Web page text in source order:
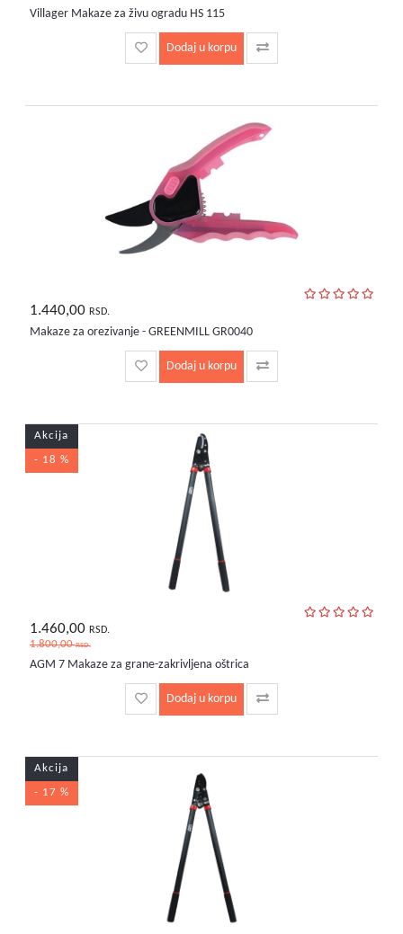
Villager Makaze za živu ogradu HS 115
Dodaj u korpu
1.440,00 RSD.
Makaze za orezivanje - GREENMILL GR0040
Dodaj u korpu
Akcija
- 18 %
1.460,00 RSD.
1.800,00RSD.
AGM 7 Makaze za grane-zakrivljena oštrica
Dodaj u korpu
Akcija
- 17 %